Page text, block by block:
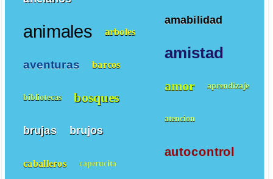
amabilidad
amistad
amor aprendizaje
atencion
autocontrol
animales arboles
aventuras barcos
bibliotecas bosques
brujas brujos
caballeros caperucita